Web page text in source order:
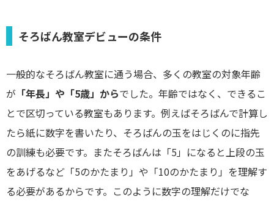
そろばん教室デビューの条件
一般的なそろばん教室に通う場合、多くの教室の対象年齢
が 「年長」や「5歳」からでした。年齢ではなく、できるこ
とで区切っている教室もあります。例えばそろばんで計算し
たら紙に数字を書いたり、そろばんの玉をはじくのに指先
の訓練も必要です。またそろばんは「5」になると上段の玉
をあげるなど「5のかたまり」や「10のかたまり」を理解す
る必要があるからです。このように数字の理解だけでな